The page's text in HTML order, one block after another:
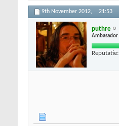
9th November 2012, 21:53
puthre
Ambasador
Reputatie: